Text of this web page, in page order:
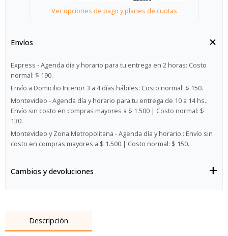
Ver opciones de pago y planes de cuotas
Envíos
Express - Agenda día y horario para tu entrega en 2 horas: Costo
normal: $ 190.
Envío a Domicilio Interior 3 a 4 días hábiles: Costo normal: $ 150.
Montevideo - Agenda día y horario para tu entrega de 10 a 14 hs.:
Envío sin costo en compras mayores a $ 1.500 | Costo normal: $
130.
Montevideo y Zona Metropolitana - Agenda día y horario.: Envío sin
costo en compras mayores a $ 1.500 | Costo normal: $ 150.
Cambios y devoluciones
Descripción